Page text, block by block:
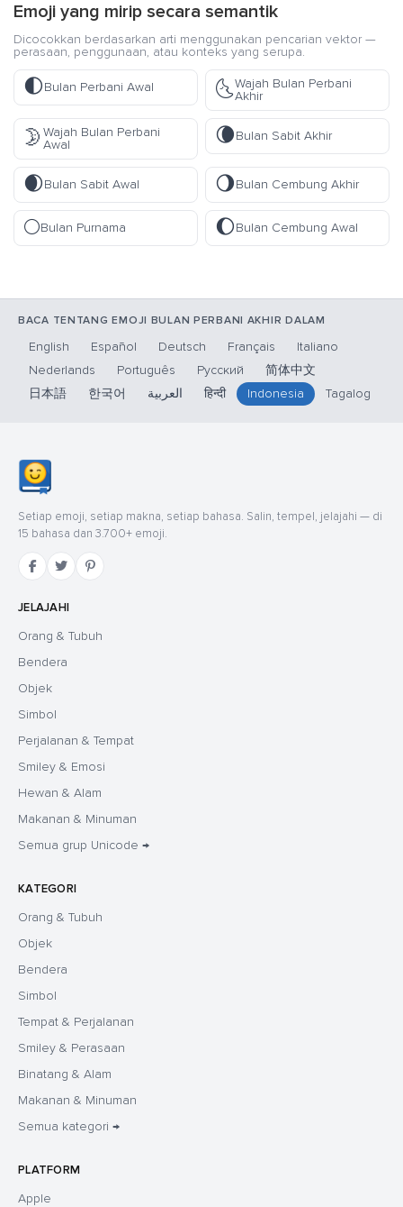
Emoji yang mirip secara semantik
Dicocokkan berdasarkan arti menggunakan pencarian vektor —
perasaan, penggunaan, atau konteks yang serupa.
🌓Bulan Perbani Awal 🌜Wajah Bulan Perbani
Akhir
🌛 Wajah Bulan Perbani
Awal
🌘Bulan Sabit Akhir
🌒Bulan Sabit Awal 🌖Bulan Cembung Akhir
🌕Bulan Purnama 🌔Bulan Cembung Awal
BACA TENTANG EMOJI BULAN PERBANI AKHIR DALAM
English Español Deutsch Français
Italiano
Nederlands
Português Русский
简体中文
日本語
한국어 العربية हिन्दी Indonesia Tagalog
Setiap emoji, setiap makna, setiap bahasa. Salin, tempel, jelajahi — di
15 bahasa dan 3.700+ emoji.
JELAJAHI
Orang & Tubuh
Bendera
Objek
Simbol
Perjalanan & Tempat
Smiley & Emosi
Hewan & Alam
Makanan & Minuman
Semua grup Unicode →
KATEGORI
Orang & Tubuh
Objek
Bendera
Simbol
Tempat & Perjalanan
Smiley & Perasaan
Binatang & Alam
Makanan & Minuman
Semua kategori →
PLATFORM
Apple